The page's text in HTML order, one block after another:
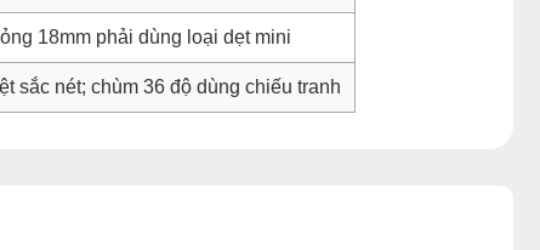
18mm phải dùng loại dẹt mini
sắc nét; chùm 36 độ dùng chiếu tranh